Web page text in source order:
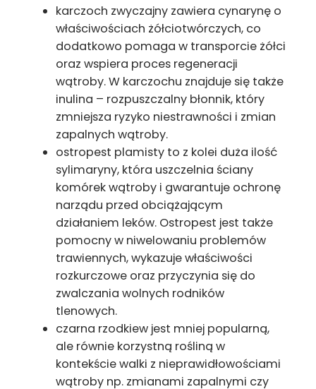
karczoch zwyczajny zawiera cynarynę o
właściwościach żółciotwórczych, co
dodatkowo pomaga w transporcie żółci
oraz wspiera proces regeneracji
wątroby. W karczochu znajduje się także
inulina – rozpuszczalny błonnik, który
zmniejsza ryzyko niestrawności i zmian
zapalnych wątroby.
ostropest plamisty to z kolei duża ilość
sylimaryny, która uszczelnia ściany
komórek wątroby i gwarantuje ochronę
narządu przed obciążającym
działaniem leków. Ostropest jest także
pomocny w niwelowaniu problemów
trawiennych, wykazuje właściwości
rozkurczowe oraz przyczynia się do
zwalczania wolnych rodników
tlenowych.
czarna rzodkiew jest mniej popularną,
ale równie korzystną rośliną w
kontekście walki z nieprawidłowościami
wątroby np. zmianami zapalnymi czy